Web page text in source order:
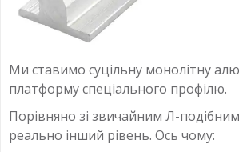
Ми ставимо суцільну монолітну
платформу спеціального профілю.
Порівняно зі звичайним Л-
реально інший рівень. Ось чому: